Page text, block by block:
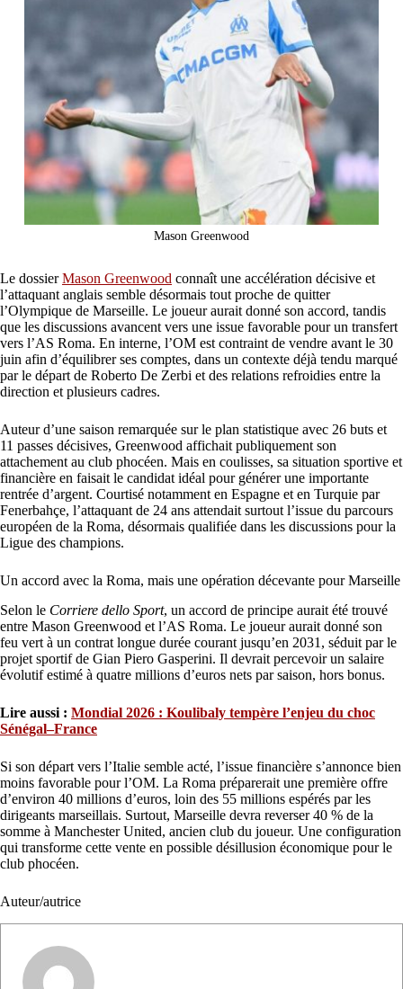
Mason Greenwood
Le dossierMason Greenwood connaît une accélération décisive et
l’attaquant anglais semble désormais tout proche de quitter
l’Olympique de Marseille. Le joueur aurait donné son accord, tandis
que les discussions avancent vers une issue favorable pour un transfert
vers l’AS Roma. En interne, l’OM est contraint de vendre avant le 30
juin afin d’équilibrer ses comptes, dans un contexte déjà tendu marqué
par le départ de Roberto De Zerbi et des relations refroidies entre la
direction et plusieurs cadres.
Auteur d’une saison remarquée sur le plan statistique avec 26 buts et
11 passes décisives, Greenwood affichait publiquement son
attachement au club phocéen. Mais en coulisses, sa situation sportive et
financière en faisait le candidat idéal pour générer une importante
rentrée d’argent. Courtisé notamment en Espagne et en Turquie par
Fenerbahçe, l’attaquant de 24 ans attendait surtout l’issue du parcours
européen de la Roma, désormais qualifiée dans les discussions pour la
Ligue des champions.
Un accord avec la Roma, mais une opération décevante pour Marseille
Selon le Corriere dello Sport, un accord de principe aurait été trouvé
entre Mason Greenwood et l’AS Roma. Le joueur aurait donné son
feu vert à un contrat longue durée courant jusqu’en 2031, séduit par le
projet sportif de Gian Piero Gasperini. Il devrait percevoir un salaire
évolutif estimé à quatre millions d’euros nets par saison, hors bonus.
Lire aussi : Mondial 2026 : Koulibaly tempère l’enjeu du choc
Sénégal–France
Si son départ vers l’Italie semble acté, l’issue financière s’annonce bien
moins favorable pour l’OM. La Roma préparerait une première offre
d’environ 40 millions d’euros, loin des 55 millions espérés par les
dirigeants marseillais. Surtout, Marseille devra reverser 40 % de la
somme à Manchester United, ancien club du joueur. Une configuration
qui transforme cette vente en possible désillusion économique pour le
club phocéen.
Auteur/autrice